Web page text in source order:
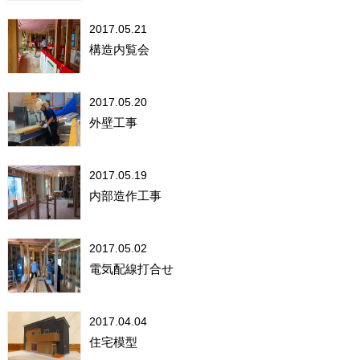
2017.05.21
構造内覧会
2017.05.20
外壁工事
2017.05.19
内部造作工事
2017.05.02
電気配線打合せ
2017.04.04
住宅模型